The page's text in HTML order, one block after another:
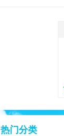
热门分类